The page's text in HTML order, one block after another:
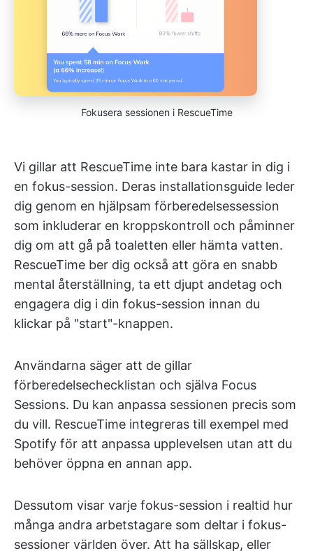
Fokusera sessionen i RescueTime
Vi gillar att RescueTime inte bara kastar in dig i
en fokus-session. Deras installationsguide leder
dig genom en hjälpsam förberedelsessession
som inkluderar en kroppskontroll och påminner
dig om att gå på toaletten eller hämta vatten.
RescueTime ber dig också att göra en snabb
mental återställning, ta ett djupt andetag och
engagera dig i din fokus-session innan du
klickar på "start"-knappen.
Användarna säger att de gillar
förberedelsechecklistan och själva Focus
Sessions. Du kan anpassa sessionen precis som
du vill. RescueTime integreras till exempel med
Spotify för att anpassa upplevelsen utan att du
behöver öppna en annan app.
Dessutom visar varje fokus-session i realtid hur
många andra arbetstagare som deltar i fokus-
sessioner världen över. Att ha sällskap, eller